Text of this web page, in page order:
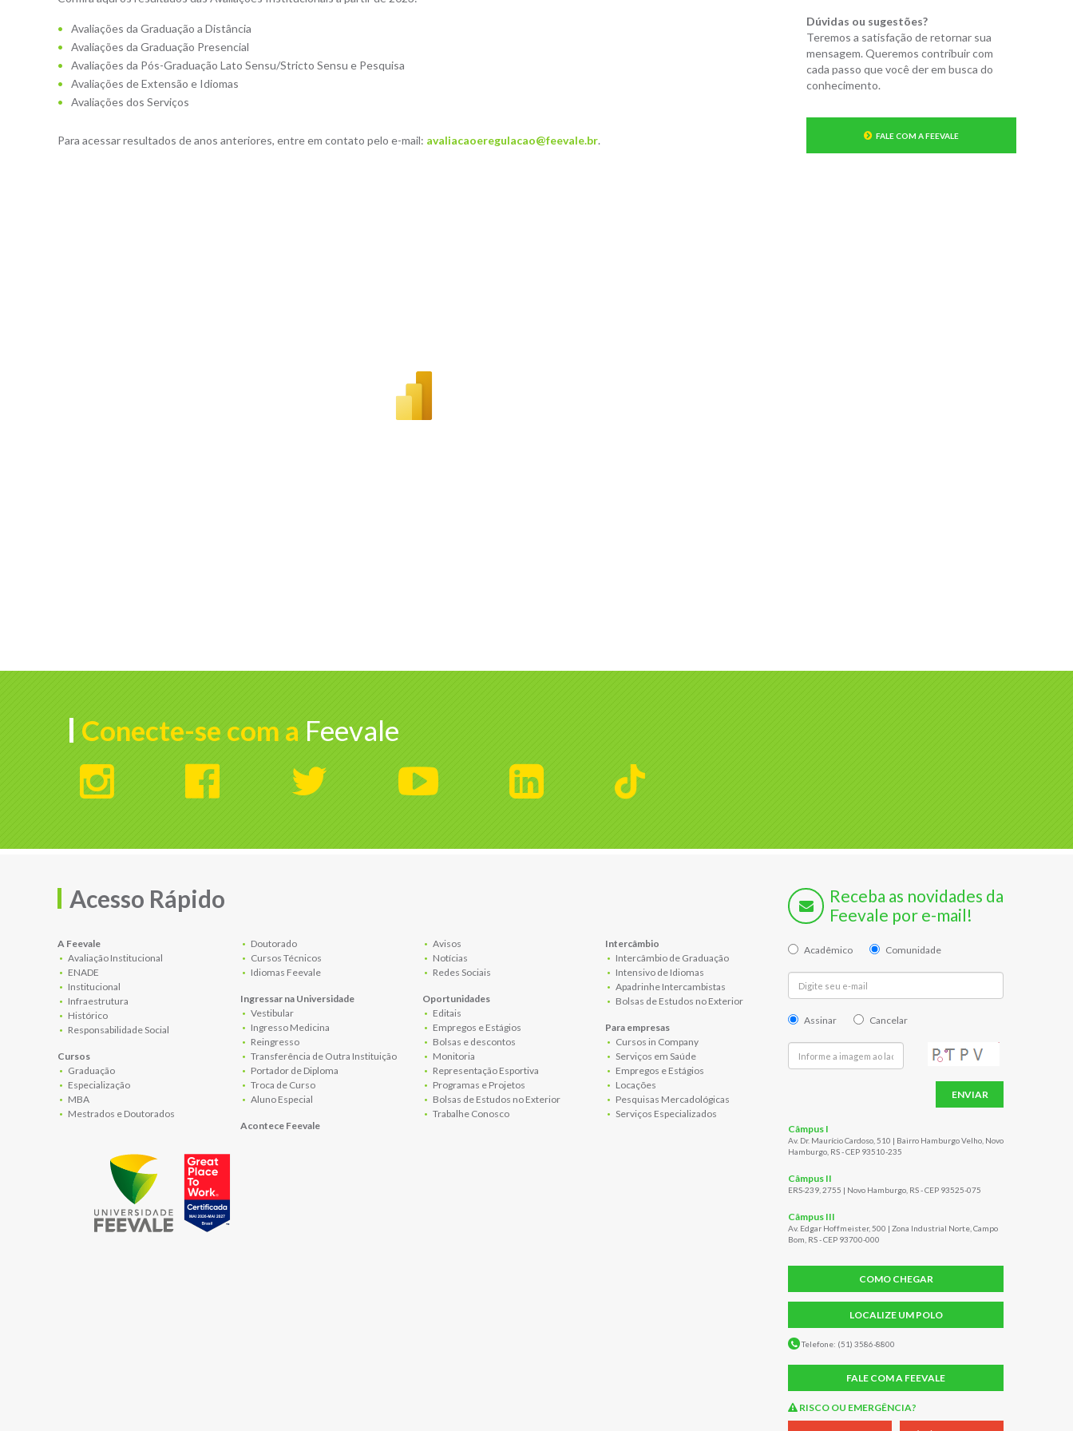
Avaliações da Graduação a Distância
Avaliações da Graduação Presencial
Avaliações da Pós-Graduação Lato Sensu/Stricto Sensu e Pesquisa
Avaliações de Extensão e Idiomas
Avaliações dos Serviços
Para acessar resultados de anos anteriores, entre em contato pelo e-mail: avaliacaoeregulacao@feevale.br.
Dúvidas ou sugestões?
Teremos a satisfação de retornar sua
mensagem. Queremos contribuir com
cada passo que você der em busca do
conhecimento.
FALE COM A FEEVALE
Conecte-se com a Feevale
Acesso Rápido
A Feevale
Avaliação Institucional
ENADE
Institucional
Infraestrutura
Histórico
Responsabilidade Social
Cursos
Graduação
Especialização
MBA
Mestrados e Doutorados
Doutorado
Cursos Técnicos
Idiomas Feevale
Ingressar na Universidade
Vestibular
Ingresso Medicina
Reingresso
Transferência de Outra Instituição
Portador de Diploma
Troca de Curso
Aluno Especial
Acontece Feevale
Avisos
Notícias
Redes Sociais
Oportunidades
Editais
Empregos e Estágios
Bolsas e descontos
Monitoria
Representação Esportiva
Programas e Projetos
Bolsas de Estudos no Exterior
Trabalhe Conosco
Intercâmbio
Intercâmbio de Graduação
Intensivo de Idiomas
Apadrinhe Intercambistas
Bolsas de Estudos no Exterior
Para empresas
Cursos in Company
Serviços em Saúde
Empregos e Estágios
Locações
Pesquisas Mercadológicas
Serviços Especializados
Receba as novidades da
Feevale por e-mail!
Acadêmico Comunidade
Assinar Cancelar
ENVIAR
Câmpus I
Av. Dr. Maurício Cardoso, 510 | Bairro Hamburgo Velho, Novo
Hamburgo, RS - CEP 93510-235
Câmpus II
ERS-239, 2755 | Novo Hamburgo, RS - CEP 93525-075
Câmpus III
Av. Edgar Hoffmeister, 500 | Zona Industrial Norte, Campo
Bom, RS - CEP 93700-000
COMO CHEGAR
LOCALIZE UM POLO
Telefone: (51) 3586-8800
FALE COM A FEEVALE
RISCO OU EMERGÊNCIA?